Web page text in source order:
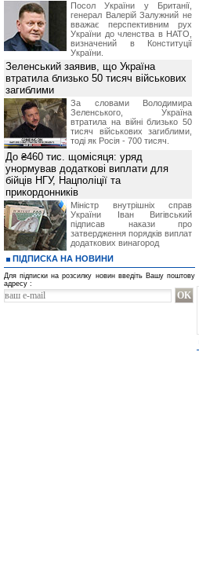
Посол України у Британії,
генерал Валерій Залужний не
вважає перспективним рух
України до членства в НАТО,
визначений в Конституції
України.
Зеленський заявив, що Україна
втратила близько 50 тисяч військових
загиблими
За словами Володимира
Зеленського, Україна
втратила на війні близько 50
тисяч військових загиблими,
тоді як Росія - 700 тисяч.
До ₴460 тис. щомісяця: уряд
унормував додаткові виплати для
бійців НГУ, Нацполіції та
прикордонників
Міністр внутрішніх справ
України Іван Вигівський
підписав накази про
затвердження порядків виплат
додаткових винагород
ПІДПИСКА НА НОВИНИ
Для підписки на розсилку новин введіть Вашу поштову
адресу :